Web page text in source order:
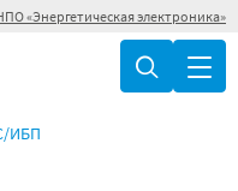
«Энергетическая электроника»
ИБП